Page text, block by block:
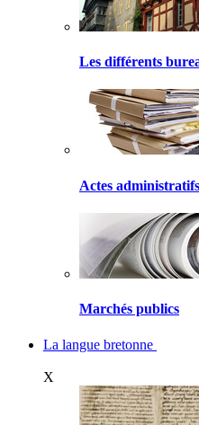
Les différents
Actes administratifs
Marchés publics
La langue bretonne
X